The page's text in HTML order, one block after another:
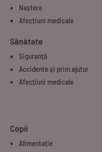
Naștere
Afecțiuni medicale
Sănătate
Siguranță
Accidente și prim ajutor
Afecțiuni medicale
Copii
Alimentație